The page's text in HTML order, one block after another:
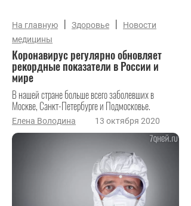
На главную | Здоровье |
Новости
медицины
Коронавирус регулярно обновляет
рекордные показатели в России и
мире
В нашей стране больше всего заболевших в
Москве, Санкт-Петербурге и Подмосковье.
Елена Володина 13 октября 2020